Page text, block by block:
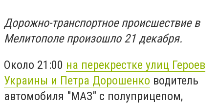
Дорожно-транспортное происшествие в
Мелитополе произошло 21 декабря.
Около 21:00 на перекрестке улиц Героев
Украины и Петра Дорошенко водитель
автомобиля "МАЗ" с полуприцепом,